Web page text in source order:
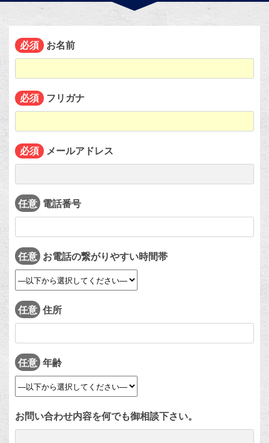
必須 お名前
必須 フリガナ
必須 メールアドレス
任意 電話番号
任意 お電話の繋がりやすい時間帯
任意 住所
任意 年齢
お問い合わせ内容を何でも御相談下さい。